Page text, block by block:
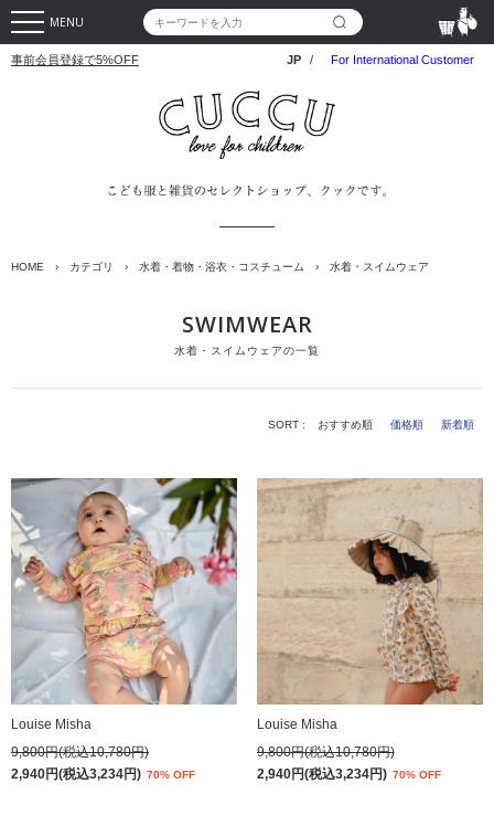
MENU
事前会員登録で5%OFF JP / For International Customer
HOME › カテゴリ › 水着・着物・浴衣・コスチューム › 水着・スイムウェア
SWIMWEAR
水着・スイムウェアの一覧
SORT : おすすめ順 価格順 新着順
Louise Misha
9,800円(税込10,780円)
2,940円(税込3,234円) 70% OFF
Louise Misha
9,800円(税込10,780円)
2,940円(税込3,234円) 70% OFF